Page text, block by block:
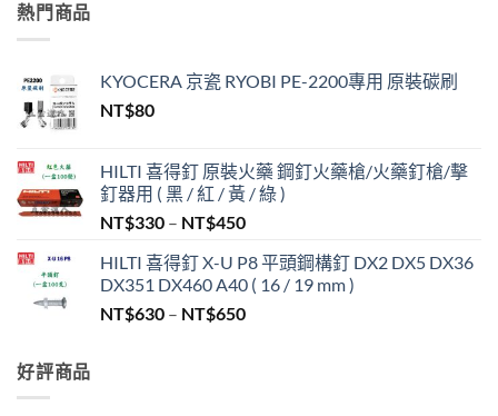
熱門商品
KYOCERA 京瓷 RYOBI PE-2200專用 原裝碳刷
NT$80
HILTI 喜得釘 原裝火藥 鋼釘火藥槍/火藥釘槍/擊
釘器用 ( 黑 / 紅 / 黃 / 綠 )
NT$330 – NT$450價
範
圍：
NT$330
HILTI 喜得釘 X-U P8 平頭鋼構釘 DX2 DX5 DX36
DX351 DX460 A40 ( 16 / 19 mm )
NT$630 – NT$650價
好評商品